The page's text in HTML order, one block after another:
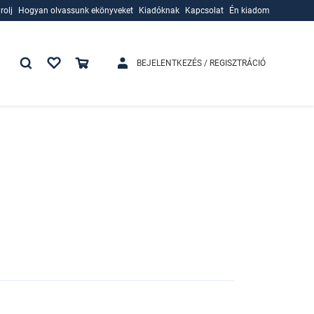
Hogyan olvassunk ekönyveket
Kiadóknak
Kapcsolat Én kiadom
BEJELENTKEZÉS / REGISZTRÁCIÓ